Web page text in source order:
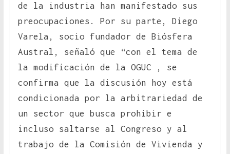
de la industria han manifestado sus
preocupaciones. Por su parte, Diego
Varela, socio fundador de Biósfera
Austral, señaló que “con el tema de
la modificación de la OGUC , se
confirma que la discusión hoy está
condicionada por la arbitrariedad de
un sector que busca prohibir e
incluso saltarse al Congreso y al
trabajo de la Comisión de Vivienda y